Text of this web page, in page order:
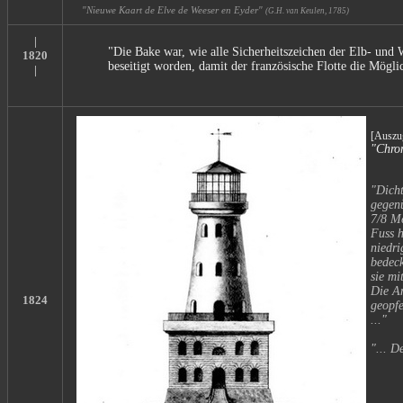
"Nieuwe Kaart de Elve de Weeser en Eyder" (G.H. van Keulen, 1785)
|
1820
|
"Die Bake war, wie alle Sicherheitszeichen der Elb- und
beseitigt worden, damit der französische Flotte die
1824
7/8
Fuss
sie
Die
..."
"...